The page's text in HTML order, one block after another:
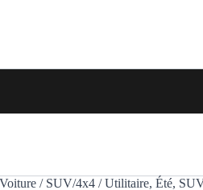
Voiture / SUV/4x4 / Utilitaire, Été,